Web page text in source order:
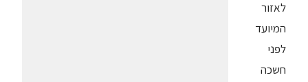
לאזור
המיועד
לפני
חשכה